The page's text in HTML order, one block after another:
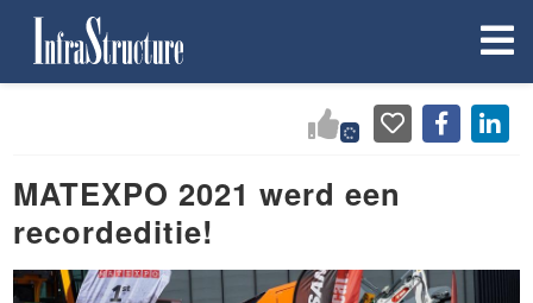
MATEXPO 2021 werd een
recordeditie!